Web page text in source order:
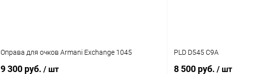
Оправа для очков Armani Exchange 1045
9 300 руб. / шт
PLD D545 C9A
8 500 руб. / шт